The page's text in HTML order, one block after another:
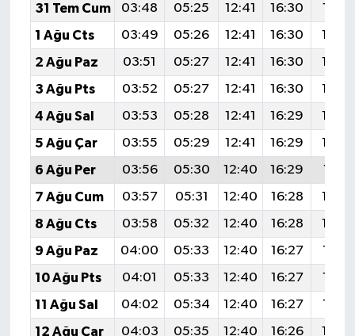
31 Tem Cum
03:48 05:25 12:41 16:30
19:47
1 Ağu Cts
03:49 05:26 12:41 16:30
2 Ağu Paz
03:51 05:27 12:41 16:30
3 Ağu Pts
03:52 05:27 12:41 16:30
4 Ağu Sal
03:53 05:28 12:41 16:29
5 Ağu Çar
03:55 05:29 12:41 16:29
6 Ağu Per
03:56 05:30 12:40 16:29
19:41
7 Ağu Cum
03:57 05:31 12:40 16:28
8 Ağu Cts
03:58 05:32 12:40 16:28
9 Ağu Paz
04:00 05:33 12:40 16:27
19:38
10 Ağu Pts
04:01 05:33 12:40 16:27
19:36
11 Ağu Sal
04:02 05:34 12:40 16:27
19:35
12 Ağu Çar
04:03 05:35 12:40 16:26